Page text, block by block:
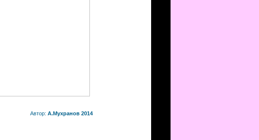
Автор: А.Мухранов 2014